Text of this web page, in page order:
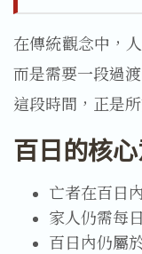
在傳統觀念中，
而是需要一段過
這段時間，正是
百日的核
亡者在百日
家人仍需每
百日內仍屬